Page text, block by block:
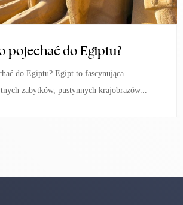
pojechać do Egiptu?
do Egiptu? Egipt to fascynująca
zabytków, pustynnych krajobrazów...